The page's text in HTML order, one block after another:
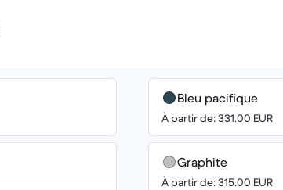
Bleu pacifique
À partir de: 331.00 EUR
Graphite
À partir de: 315.00 EUR